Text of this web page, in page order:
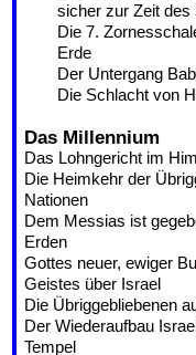
sicher zur Zeit des
Die 7.
Erde
Der Untergang
Die Schlacht von
Das Millennium
Das Lohngericht im
Die Heimkehr der
Nationen
Dem Messias ist
Erden
Gottes neuer, ewiger
Geistes über Israel
Die Übriggebliebenen
Der Wiederaufbau
Tempel